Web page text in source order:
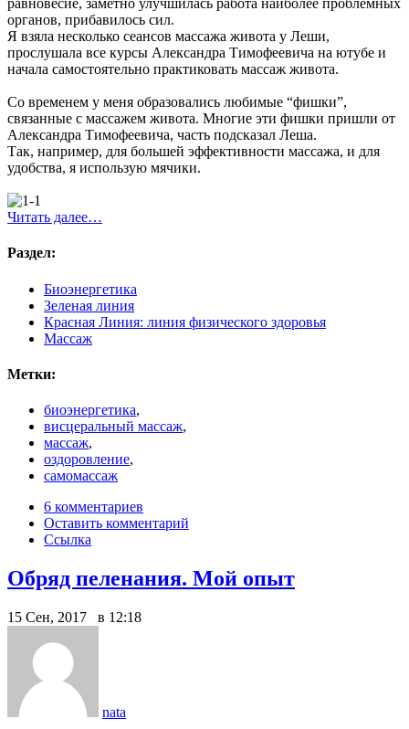
равновесие, заметно улучшилась работа наиболее проблемных
органов, прибавилось сил.
Я взяла несколько сеансов массажа живота у Леши,
прослушала все курсы Александра Тимофеевича на ютубе и
начала самостоятельно практиковать массаж живота.
Со временем у меня образовались любимые “фишки”,
связанные с массажем живота. Многие эти фишки пришли от
Александра Тимофеевича, часть подсказал Леша.
Так, например, для большей эффективности массажа, и для
удобства, я использую мячики.
Читать далее…
Раздел:
Биоэнергетика
Зеленая линия
Красная Линия: линия физического здоровья
Массаж
Метки:
биоэнергетика,
висцеральный массаж,
массаж,
оздоровление,
самомассаж
6 комментариев
Оставить комментарий
Ссылка
Обряд пеленания. Мой опыт
15 Сен, 2017 в 12:18
nata